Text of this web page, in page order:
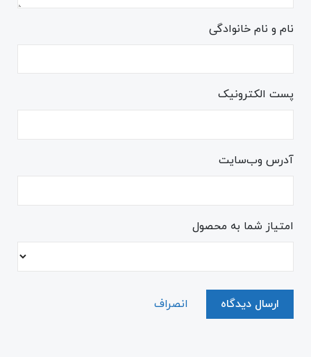
نام و نام خانوادگی
پست الکترونیک
آدرس وب‌سایت
امتیاز شما به محصول
ارسال دیدگاه انصراف